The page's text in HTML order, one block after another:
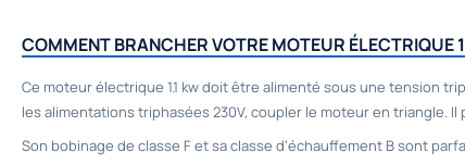
COMMENT BRANCHER VOTRE MOTEUR ÉLECTRIQUE
Ce moteur électrique 1.1 kwdoit être alimenté sous une tension
les alimentations triphasées 230V, coupler le moteur en triangle.
Son bobinage de classe F et sa classe d’échauffement B sont